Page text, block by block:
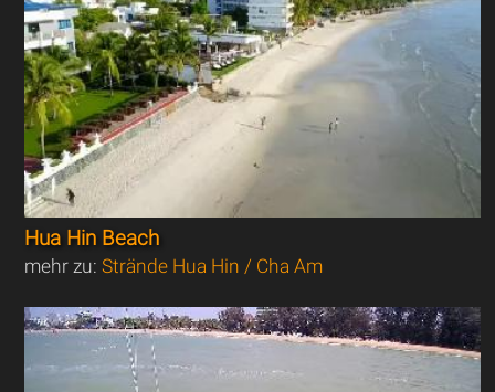
Hua Hin Beach
mehr zu:Strände Hua Hin / Cha Am